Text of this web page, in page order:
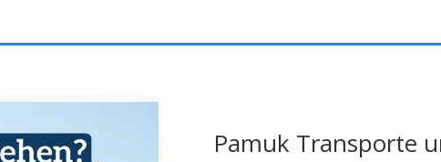
Pamuk Transporte